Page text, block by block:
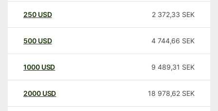
250 USD 2 372,33 SEK
500 USD 4 744,66 SEK
1000 USD 9 489,31 SEK
2000 USD 18 978,62 SEK